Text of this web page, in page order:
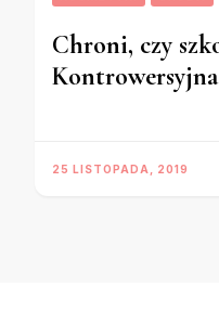
Chroni, czy
25 LISTOPADA, 2019